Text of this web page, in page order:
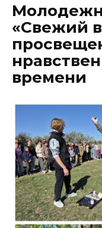
«Свежий
времени